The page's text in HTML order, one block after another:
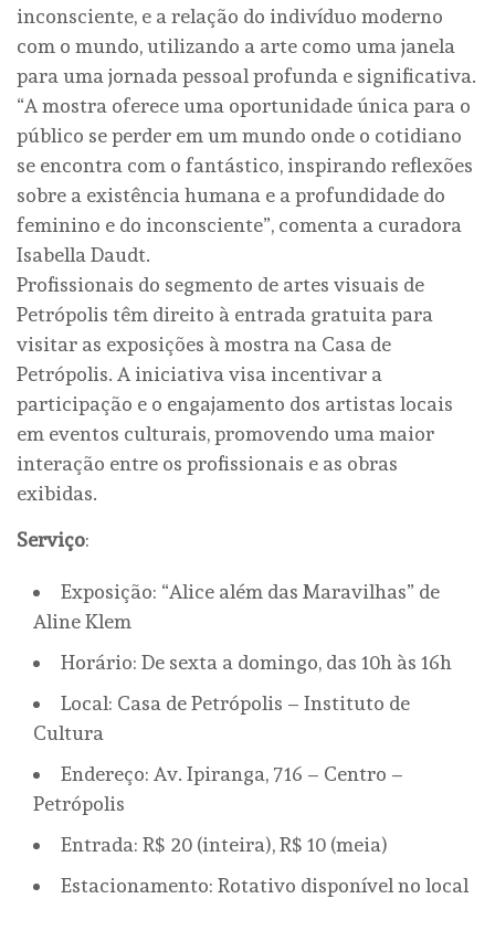
inconsciente, e a relação do indivíduo moderno
com o mundo, utilizando a arte como uma janela
para uma jornada pessoal profunda e significativa.
“A mostra oferece uma oportunidade única para o
público se perder em um mundo onde o cotidiano
se encontra com o fantástico, inspirando reflexões
sobre a existência humana e a profundidade do
feminino e do inconsciente”, comenta a curadora
Isabella Daudt.
Profissionais do segmento de artes visuais de
Petrópolis têm direito à entrada gratuita para
visitar as exposições à mostra na Casa de
Petrópolis. A iniciativa visa incentivar a
participação e o engajamento dos artistas locais
em eventos culturais, promovendo uma maior
interação entre os profissionais e as obras
exibidas.
Serviço:
Exposição: “Alice além das Maravilhas” de
Aline Klem
Horário: De sexta a domingo, das 10h às 16h
Local: Casa de Petrópolis – Instituto de
Cultura
Endereço: Av. Ipiranga, 716 – Centro –
Petrópolis
Entrada: R$ 20 (inteira), R$ 10 (meia)
Estacionamento: Rotativo disponível no local